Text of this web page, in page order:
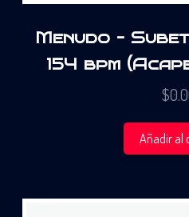
Menudo –
154 bpm
$
Añadir al